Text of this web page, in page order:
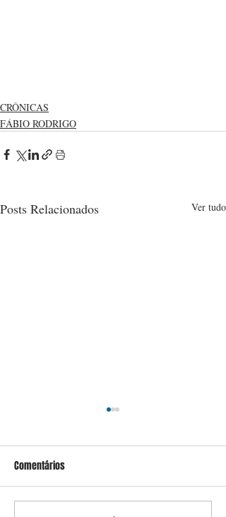
CRÔNICAS
FÁBIO RODRIGO
Posts Relacionados Ver tudo
Conceição
Comentários